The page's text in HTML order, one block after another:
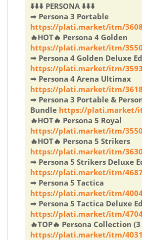
⬇️⬇️⬇️ PERSONA ⬇️⬇️⬇️
➟ Persona 3 Portable
https://plati.market/itm/
🔥HOT🔥 Persona 4 Golden
https://plati.market/itm/
➟ Persona 4 Golden Deluxe
https://plati.market/itm/
➟ Persona 4 Arena Ultimax
https://plati.market/itm/
➟ Persona 3 Portable &
Bundle https://plati.market/
🔥HOT🔥 Persona 5 Royal
https://plati.market/itm/
🔥HOT🔥 Persona 5 Strikers
https://plati.market/itm/
➟ Persona 5 Strikers Deluxe
https://plati.market/itm/
➟ Persona 5 Tactica
https://plati.market/itm/
➟ Persona 5 Tactica Deluxe
https://plati.market/itm/
🔥TOP🔥 Persona Collection (3
https://plati.market/itm/